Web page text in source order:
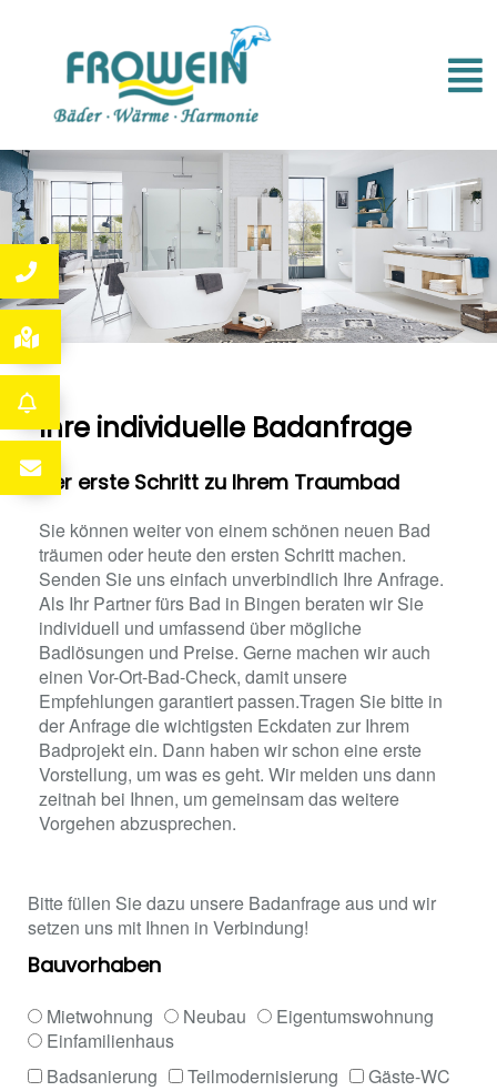
Ihre individuelle Badanfrage
Der erste Schritt zu Ihrem Traumbad
Sie können weiter von einem schönen neuen Bad
träumen oder heute den ersten Schritt machen.
Senden Sie uns einfach unverbindlich Ihre Anfrage.
Als Ihr Partner fürs Bad in Bingen beraten wir Sie
individuell und umfassend über mögliche
Badlösungen und Preise. Gerne machen wir auch
einen Vor-Ort-Bad-Check, damit unsere
Empfehlungen garantiert passen.Tragen Sie bitte in
der Anfrage die wichtigsten Eckdaten zur Ihrem
Badprojekt ein. Dann haben wir schon eine erste
Vorstellung, um was es geht. Wir melden uns dann
zeitnah bei Ihnen, um gemeinsam das weitere
Vorgehen abzusprechen.
Bitte füllen Sie dazu unsere Badanfrage aus und wir
setzen uns mit Ihnen in Verbindung!
Bauvorhaben
Mietwohnung Neubau
Eigentumswohnung
Einfamilienhaus
Badsanierung
Teilmodernisierung
Gäste-WC